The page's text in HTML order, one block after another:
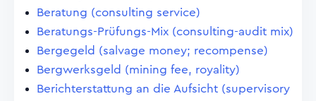
Beratung (consulting service)
Beratungs-Prüfungs-Mix (consulting-audit mix)
Bergegeld (salvage money; recompense)
Bergwerksgeld (mining fee, royality)
Berichterstattung an die Aufsicht (supervisory